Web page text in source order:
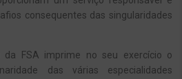
consequentes das singularidades
da FSA imprime no seu exercício o
das várias especialidades